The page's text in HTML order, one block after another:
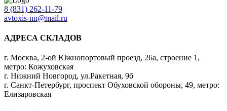
8 (831) 262-11-79
avtoxis-nn@mail.ru
АДРЕСА СКЛАДОВ
г. Москва, 2-ой Южнопортовый проезд, 26а, строение 1,
метро: Кожуховская
г. Нижний Новгород, ул.Ракетная, 9б
г. Санкт-Петербург, проспект Обуховской обороны, 49, метро:
Елизаровская